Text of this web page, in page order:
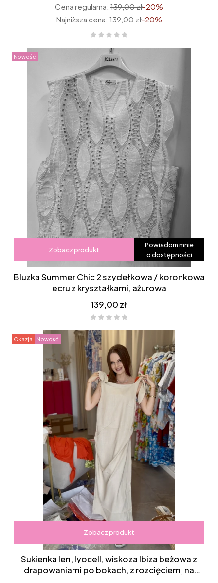
Cena regularna: 139,00 zł-20%
Najniższa cena: 139,00 zł-20%
Nowość
Zobacz produkt
Powiadom mnie
o dostępności
Bluzka Summer Chic 2 szydełkowa / koronkowa
ecru z kryształkami, ażurowa
Cena
139,00 zł
Okazja Nowość
Zobacz produkt
Sukienka len, lyocell, wiskoza Ibiza beżowa z
drapowaniami po bokach, z rozcięciem, na